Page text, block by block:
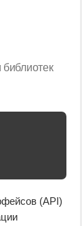
(API)